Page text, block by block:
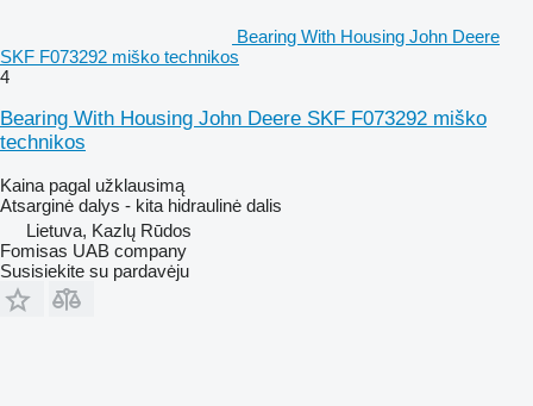
Bearing With Housing John Deere
SKF F073292 miško technikos
4
Bearing With Housing John Deere SKF F073292 miško
technikos
Kaina pagal užklausimą
Atsarginė dalys - kita hidraulinė dalis
Lietuva, Kazlų Rūdos
Fomisas UAB company
Susisiekite su pardavėju